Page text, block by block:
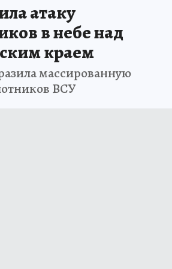
атаку
в небе над
краем
массированную
ВСУ